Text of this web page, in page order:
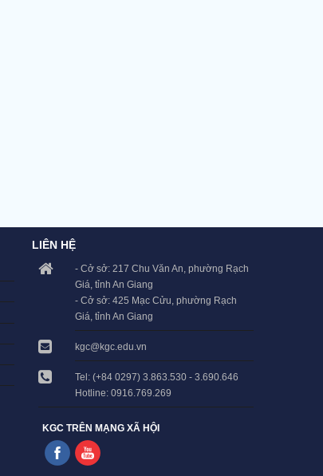
LIÊN HỆ
- Cở sở: 217 Chu Văn An, phường Rạch
Giá, tỉnh An Giang
- Cở sở: 425 Mạc Cửu, phường Rạch
Giá, tỉnh An Giang
kgc@kgc.edu.vn
Tel: (+84 0297) 3.863.530 - 3.690.646
Hotline: 0916.769.269
KGC TRÊN MẠNG XÃ HỘI